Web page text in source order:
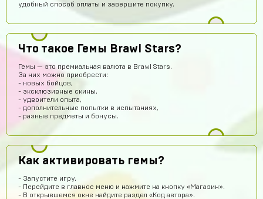
удобный способ оплаты и завершите покупку.
Что такое Гемы Brawl Stars?
Гемы — это премиальная валюта в Brawl Stars.
За них можно приобрести:
- новых бойцов,
- эксклюзивные скины,
- удвоители опыта,
- дополнительные попытки в испытаниях,
- разные предметы и бонусы.
Как активировать гемы?
- Запустите игру.
- Перейдите в главное меню и нажмите на кнопку «Магазин».
- В открывшемся окне найдите раздел «Код автора».
Норм
Дании Бабин
А точно без обмана???
Re:пингвин
Хорошо может куплю
Denisych Tablovsky